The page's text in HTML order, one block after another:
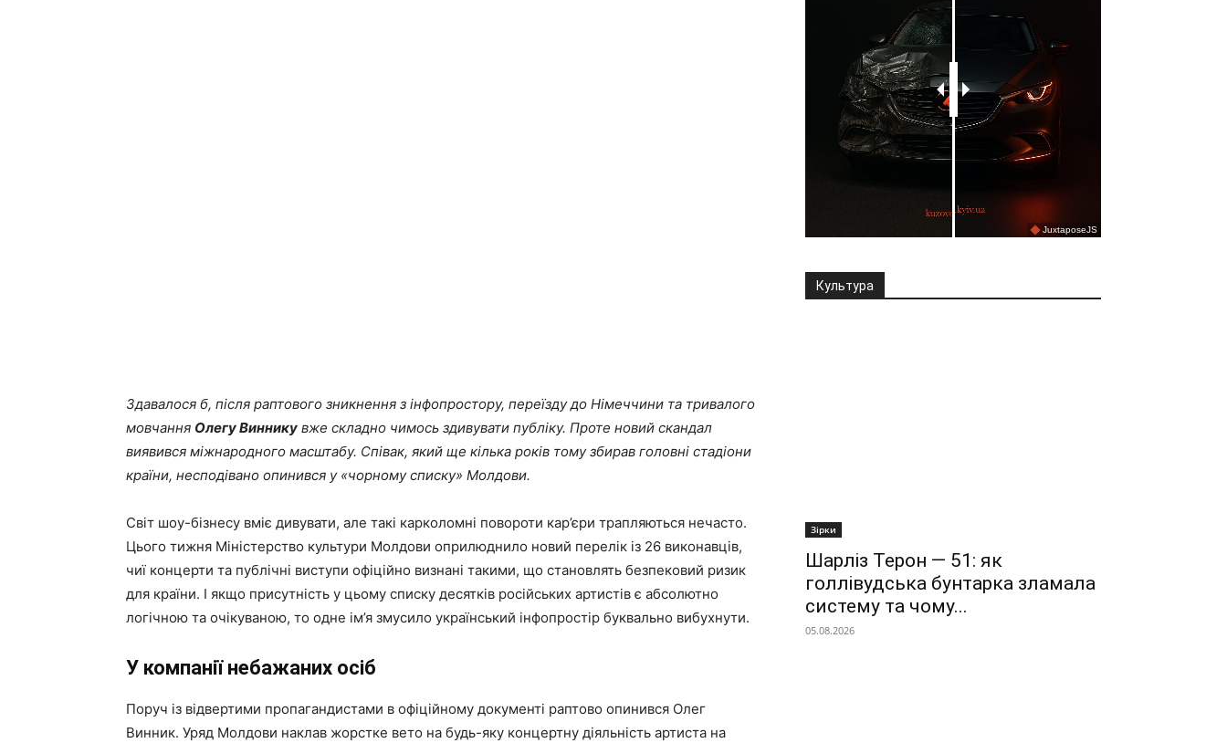
Здавалося б, після раптового зникнення з інфопростору, переїзду до Німеччини та тривалого
мовчання Олегу Виннику вже складно чимось здивувати публіку. Проте новий скандал
виявився міжнародного масштабу. Співак, який ще кілька років тому збирав головні стадіони
країни, несподівано опинився у «чорному списку» Молдови.
Світ шоу-бізнесу вміє дивувати, але такі карколомні повороти кар’єри трапляються нечасто.
Цього тижня Міністерство культури Молдови оприлюднило новий перелік із 26 виконавців,
чиї концерти та публічні виступи офіційно визнані такими, що становлять безпековий ризик
для країни. І якщо присутність у цьому списку десятків російських артистів є абсолютно
логічною та очікуваною, то одне ім’я змусило український інфопростір буквально вибухнути.
У компанії небажаних осіб
Поруч із відвертими пропагандистами в офіційному документі раптово опинився Олег
Винник. Уряд Молдови наклав жорстке вето на будь-яку концертну діяльність артиста на
Культура
Зірки
Шарліз Терон — 51: як
голлівудська бунтарка зламала
систему та чому...
05.08.2026